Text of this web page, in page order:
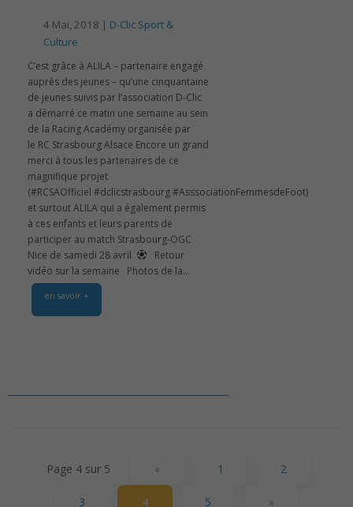
4 Mai, 2018 | D-Clic Sport &
Culture
C’est grâce à ALILA – partenaire engagé
auprès des jeunes – qu’une cinquantaine
de jeunes suivis par l’association D-Clic
a démarré ce matin une semaine au sein
de la Racing Académy organisée par
le RC Strasbourg Alsace Encore un grand
merci à tous les partenaires de ce
magnifique projet
(#RCSAOfficiel #dclicstrasbourg #AsssociationFemmesdeFoot)
et surtout ALILA qui a également permis
à ces enfants et leurs parents de
participer au match Strasbourg-OGC
Nice de samedi 28 avril
Retour
vidéo sur la semaine Photos de la...
en savoir +
Page 4 sur 5 « 1 2
3 4 5 »